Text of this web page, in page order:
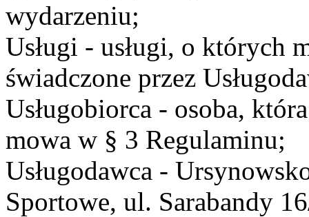
wydarzeniu;
Usługi - usługi, o których
świadczone przez
Usługobiorca - osoba,
mowa w § 3 Regulaminu;
Usługodawca -
Sportowe, ul. Sarabandy